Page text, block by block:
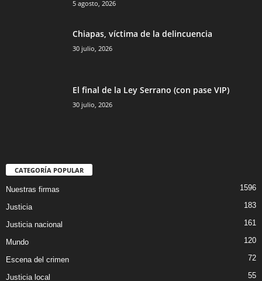
5 agosto, 2026
Chiapas, víctima de la delincuencia
30 julio, 2026
El final de la Ley Serrano (con pase VIP)
30 julio, 2026
CATEGORÍA POPULAR
Nuestras firmas 1596
Justicia 183
Justicia nacional 161
Mundo 120
Escena del crimen 72
Justicia local 55